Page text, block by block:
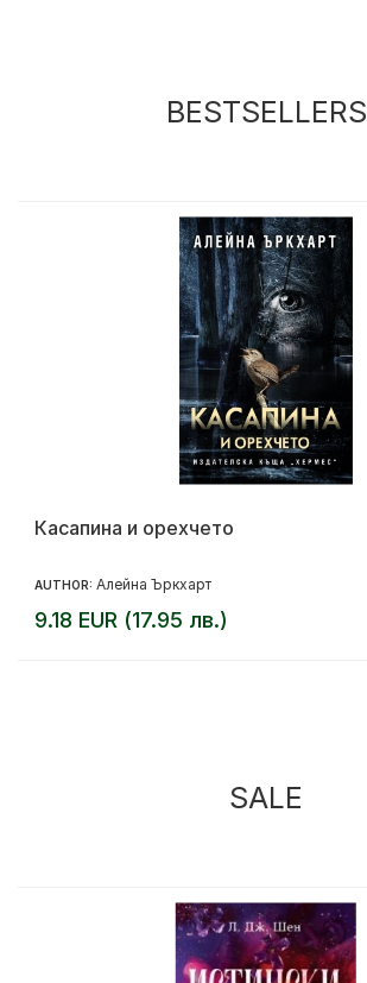
BESTSELLERS
Касапина и орехчето
AUTHOR: Алейна Ъркхарт
9.18 EUR (17.95 лв.)
SALE